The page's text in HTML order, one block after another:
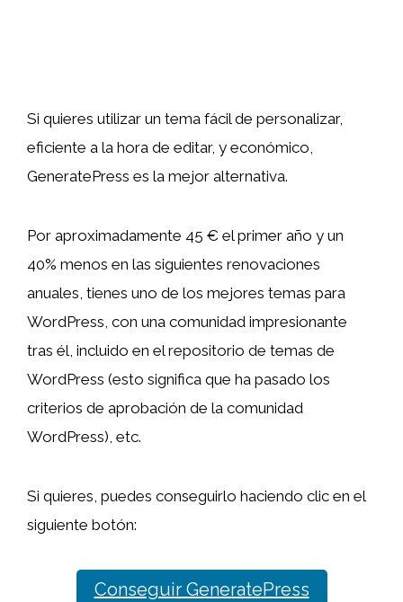
Si quieres utilizar un tema fácil de personalizar,
eficiente a la hora de editar, y económico,
GeneratePress es la mejor alternativa.
Por aproximadamente 45 € el primer año y un
40% menos en las siguientes renovaciones
anuales, tienes uno de los mejores temas para
WordPress, con una comunidad impresionante
tras él, incluido en el repositorio de temas de
WordPress (esto significa que ha pasado los
criterios de aprobación de la comunidad
WordPress), etc.
Si quieres, puedes conseguirlo haciendo clic en el
siguiente botón:
Conseguir GeneratePress